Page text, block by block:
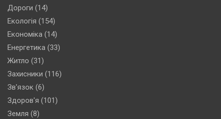
Дороги (14)
Екологія (154)
Економіка (14)
Енергетика (33)
Житло (31)
Захисники (116)
Зв'язок (6)
Здоров'я (101)
Земля (8)